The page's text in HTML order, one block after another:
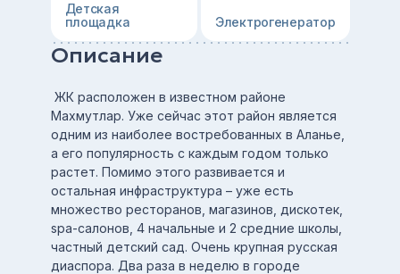
Детская
площадка
Электрогенератор
Описание
ЖК расположен в известном районе
Mахмутлар. Уже сейчас этот район является
одним из наиболее востребованных в Aланье,
а его популярность с каждым годом только
растет. Помимо этого развивается и
остальная инфраструктура – уже есть
множество ресторанов, магазинов, дискотек,
spa-салонов, 4 начальные и 2 средние школы,
частный детский сад. Очень крупная русская
диаспора. Два раза в неделю в городе